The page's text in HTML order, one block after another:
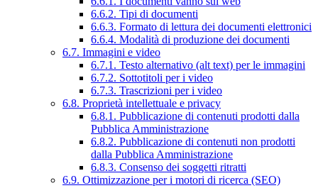
6.6.2. Tipi di documenti
6.6.3. Formato di lettura dei documenti elettronici
6.6.4. Modalità di produzione dei documenti
6.7. Immagini e video
6.7.1. Testo alternativo (alt text) per le immagini
6.7.2. Sottotitoli per i video
6.7.3. Trascrizioni per i video
6.8. Proprietà intellettuale e privacy
6.8.1. Pubblicazione di contenuti prodotti dalla
Pubblica Amministrazione
6.8.2. Pubblicazione di contenuti non prodotti
dalla Pubblica Amministrazione
6.8.3. Consenso dei soggetti ritratti
6.9. Ottimizzazione per i motori di ricerca (SEO)